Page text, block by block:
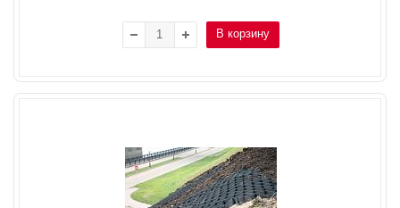
В корзину